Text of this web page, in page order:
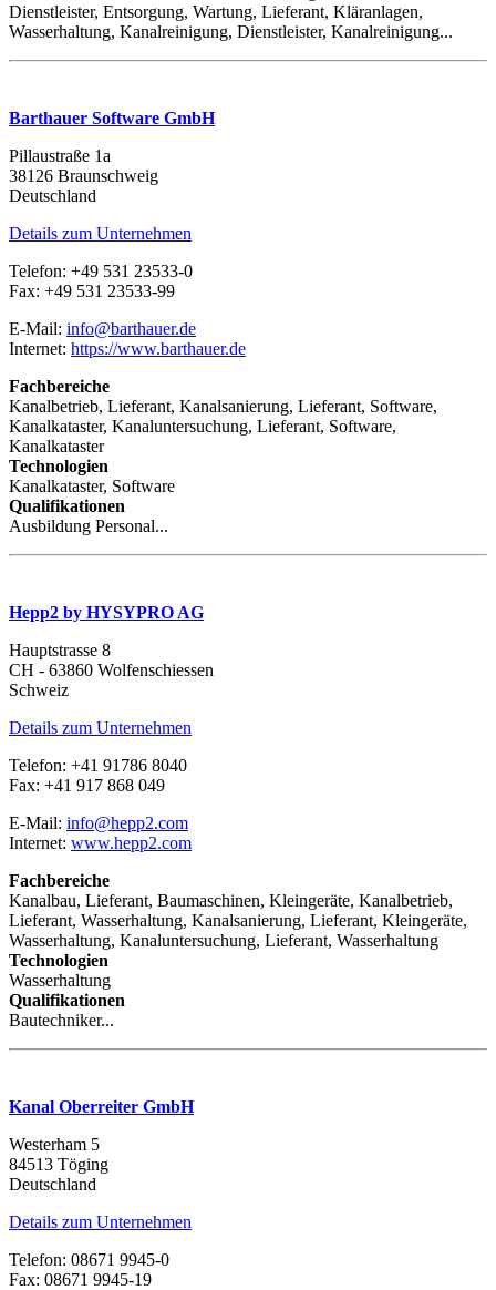
Dienstleister, Entsorgung, Wartung, Lieferant, Kläranlagen,
Wasserhaltung, Kanalreinigung, Dienstleister, Kanalreinigung...
Barthauer Software GmbH
Pillaustraße 1a
38126 Braunschweig
Deutschland
Details zum Unternehmen
Telefon: +49 531 23533-0
Fax: +49 531 23533-99
E-Mail: info@barthauer.de
Internet: https://www.barthauer.de
Fachbereiche
Kanalbetrieb, Lieferant, Kanalsanierung, Lieferant, Software,
Kanalkataster, Kanaluntersuchung, Lieferant, Software,
Kanalkataster
Technologien
Kanalkataster, Software
Qualifikationen
Ausbildung Personal...
Hepp2 by HYSYPRO AG
Hauptstrasse 8
CH - 63860 Wolfenschiessen
Schweiz
Details zum Unternehmen
Telefon: +41 91786 8040
Fax: +41 917 868 049
E-Mail: info@hepp2.com
Internet: www.hepp2.com
Fachbereiche
Kanalbau, Lieferant, Baumaschinen, Kleingeräte, Kanalbetrieb,
Lieferant, Wasserhaltung, Kanalsanierung, Lieferant, Kleingeräte,
Wasserhaltung, Kanaluntersuchung, Lieferant, Wasserhaltung
Technologien
Wasserhaltung
Qualifikationen
Bautechniker...
Kanal Oberreiter GmbH
Westerham 5
84513 Töging
Deutschland
Details zum Unternehmen
Telefon: 08671 9945-0
Fax: 08671 9945-19